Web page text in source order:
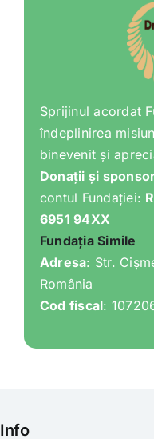
Sprijinul acordat
îndeplinirea
binevenit și
Donații și
contul Fundației:
6951 94XX
Fundația Simile
Adresa: Str.
România
Cod fiscal:
Info